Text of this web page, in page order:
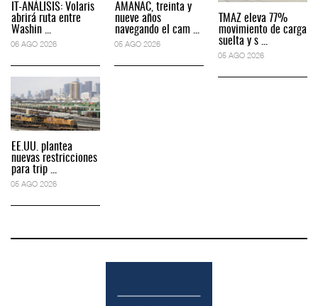
IT-ANÁLISIS: Volaris
abrirá ruta entre
Washin ...
06 AGO 2026
EE.UU. plantea
nuevas restricciones
para trip ...
05 AGO 2026
AMANAC, treinta y
nueve años
navegando el cam ...
05 AGO 2026
TMAZ eleva 77%
movimiento de carga
suelta y s ...
05 AGO 2026